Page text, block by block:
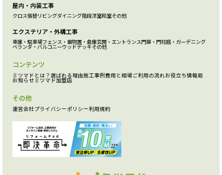
屋内・内装工事
クロス張替リビングダイニング階段洋室和室その他
エクステリア・外構工事
車庫・駐車場フェンス・塀物置・倉庫玄関・エントランス門扉・門柱庭・ガーデニング
ベランダ・バルコニーウッドデッキその他
コンテンツ
ミツマドとは？ 選ばれる理由施工事例費用と相場 ご利用の流れ お役立ち情報局
お知らせミツマド加盟店
その他
運営会社プライバシーポリシー利用規約